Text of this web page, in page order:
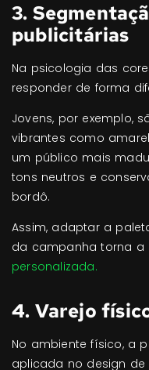
3.
publicitárias
Na psicologia das
responder de forma
Jovens, por exemplo,
vibrantes como
um público mais
tons neutros e
bordô.
Assim, adaptar a
da campanha torna a
personalizada.
4. Varejo
No ambiente físico, a
aplicada no design de